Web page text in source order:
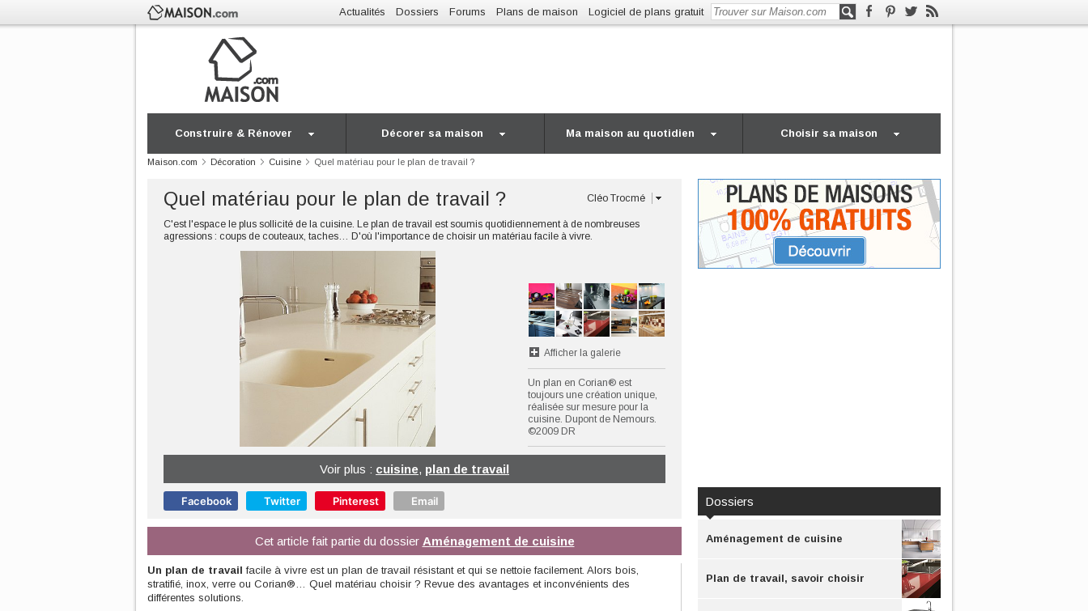
Actualités Dossiers Forums Plans de maison Logiciel de plans gratuit
Construire & Rénover Décorer sa maison Ma maison au quotidien Choisir sa maison
Maison.com Décoration Cuisine Quel matériau pour le plan de travail ?
Quel matériau pour le plan de travail ? Cléo Trocmé
C'est l'espace le plus sollicité de la cuisine. Le plan de travail est soumis quotidiennement à de nombreuses
agressions : coups de couteaux, taches… D'où l'importance de choisir un matériau facile à vivre.
Afficher la galerie
Un plan en Corian® est
toujours une création unique,
réalisée sur mesure pour la
cuisine. Dupont de Nemours.
©2009 DR
Voir plus : cuisine, plan de travail
Facebook Twitter Pinterest Email
Cet article fait partie du dossier Aménagement de cuisine
Un plan de travail facile à vivre est un plan de travail résistant et qui se nettoie facilement. Alors bois,
stratifié, inox, verre ou Corian®… Quel matériau choisir ? Revue des avantages et inconvénients des
différentes solutions.
Dossiers
Aménagement de cuisine
Plan de travail, savoir choisir